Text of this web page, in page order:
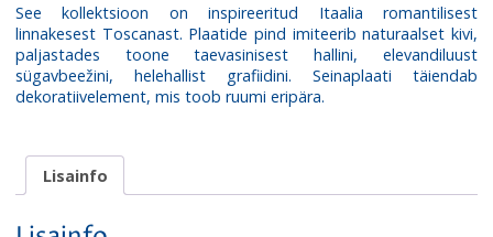
See kollektsioon on inspireeritud Itaalia romantilisest
linnakesest Toscanast. Plaatide pind imiteerib naturaalset kivi,
paljastades toone taevasinisest hallini, elevandiluust
sügavbeežini, helehallist grafiidini. Seinaplaati täiendab
dekoratiivelement, mis toob ruumi eripära.
Lisainfo